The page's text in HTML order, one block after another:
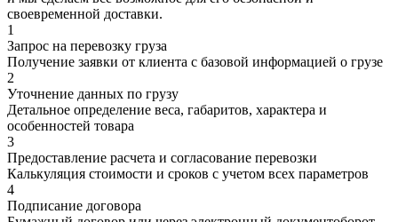
своевременной доставки.
1
Запрос на перевозку груза
Получение заявки от клиента с базовой информацией о грузе
2
Уточнение данных по грузу
Детальное определение веса, габаритов, характера и
особенностей товара
3
Предоставление расчета и согласование перевозки
Калькуляция стоимости и сроков с учетом всех параметров
4
Подписание договора